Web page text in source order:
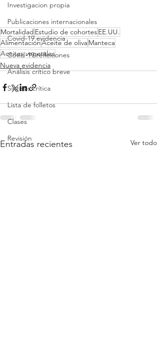
Investigacion propia
Publicaciones internacionales
Covid-19 evidencia
Covid-19 reflexiones
Análisis crítico breve
Síntesis crítica
Lista de folletos
Clases
Revisión
Mortalidad Estudio de cohortesEE.UU.
AlimentaciónAceite de olivaManteca
Aceites vegetales
Nueva evidencia
Entradas recientes Ver todo